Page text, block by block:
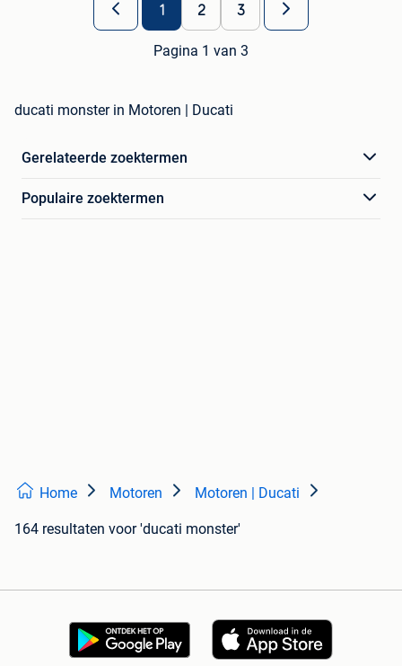
1 2 3
Pagina 1 van 3
ducati monster in Motoren | Ducati
Gerelateerde zoektermen
Populaire zoektermen
Home Motoren Motoren | Ducati
164 resultaten voor 'ducati monster'